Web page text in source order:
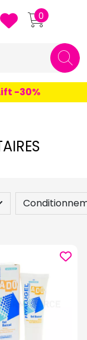
Pharmacie
0
-30%